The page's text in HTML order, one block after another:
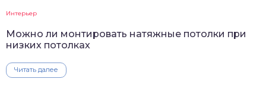
Интерьер
Можно ли монтировать натяжные потолки при
низких потолках
Читать далее